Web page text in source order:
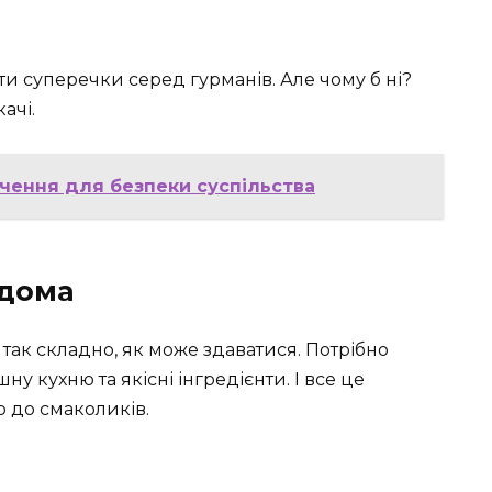
суперечки серед гурманів. Але чому б ні?
для безпеки суспільства
складно, як може здаватися. Потрібно
кухню та якісні інгредієнти. І все це
до смаколиків.